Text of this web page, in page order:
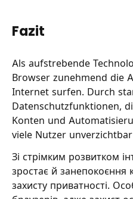
Fazit
Als aufstrebende
Browser zunehmend die
Internet surfen. Durch
Datenschutzfunktionen,
Konten und
viele Nutzer
Зі стрімким розвитком
зростає й занепокоєння
захисту приватності.